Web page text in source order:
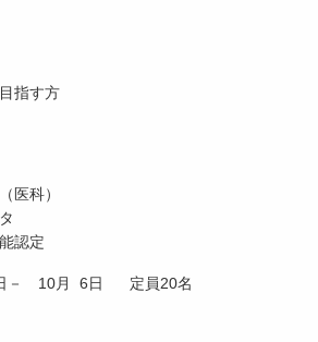
指す方
医科）
認定
－ 10月 6日 定員20名